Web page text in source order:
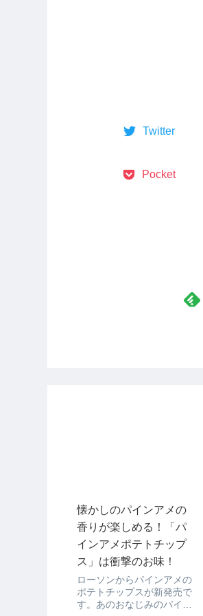
Twitter
Pocket
懐かしのパインアメの
香りが楽しめる！「パ
インアメポテトチップ
ス」は衝撃のお味！
ローソンからパインアメの
ポテトチップスが新発売で
す。あのおなじみのパイン